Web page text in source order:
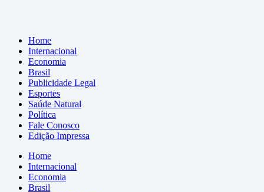
Home
Internacional
Economia
Brasil
Publicidade Legal
Esportes
Saúde Natural
Política
Fale Conosco
Edição Impressa
Home
Internacional
Economia
Brasil